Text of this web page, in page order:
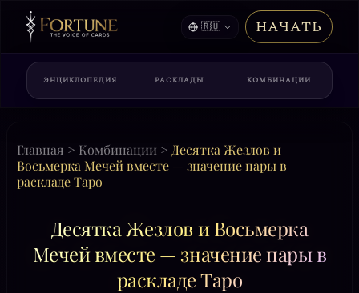
🇷🇺 НАЧАТЬ
ЭНЦИКЛОПЕДИЯ РАСКЛАДЫ КОМБИНАЦИИ
Главная > Комбинации > Десятка Жезлов и
Восьмерка Мечей вместе — значение пары в
раскладе Таро
Десятка Жезлов и Восьмерка
Мечей вместе — значение пары в
раскладе Таро